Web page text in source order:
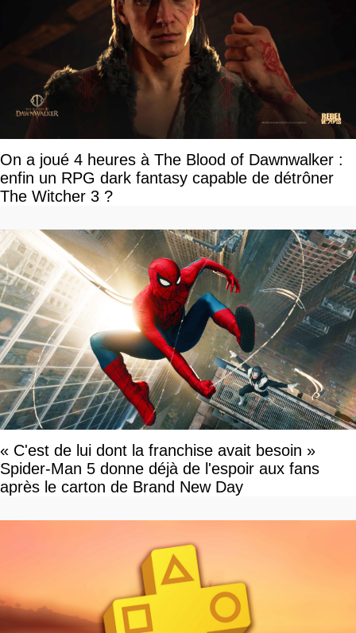
On a joué 4 heures à The Blood of Dawnwalker :
enfin un RPG dark fantasy capable de détrôner
The Witcher 3 ?
« C'est de lui dont la franchise avait besoin »
Spider-Man 5 donne déjà de l'espoir aux fans
après le carton de Brand New Day